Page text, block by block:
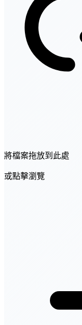
將檔案拖放到此處
或點擊瀏覽